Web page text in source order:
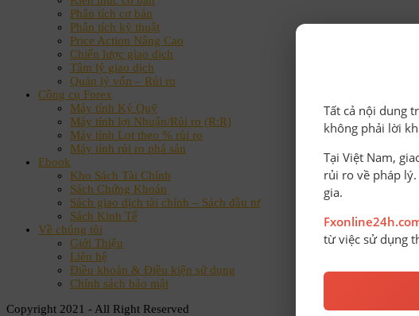
Phân tích cơ bản
Phân tích kỹ thuật
Price Action Nâng Cao
Chiến lược giao dịch
Tâm lý giao dịch
Quản lý vốn – Rủi ro
Công cụ Forex
Máy tính Ký Quỹ
Máy tính lợi Nhuận/Rủi ro (R:R)
Máy tính Lot theo % rủi ro
Máy tính rủi ro phá sản
Ebook
Kho Sách Tài Chính
Sách Chứng Khoán
Sách giao dịch tài chính – Sách đầu tư
Sách Kinh Tế
Về chúng tôi
Giới Thiệu
Liên hệ
Điều khoản & Điều kiện sử dụng
Chính sách bảo mật
Copyright 2021 - All Right Reserved
Tất cả nội dung
không phải lời
Tại Việt Nam,
rủi ro về pháp
gia.
từ việc sử dụng